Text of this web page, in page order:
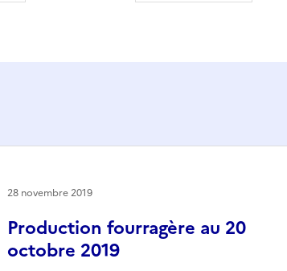
Production fourragère au 20
octobre 2019
28 novembre 2019